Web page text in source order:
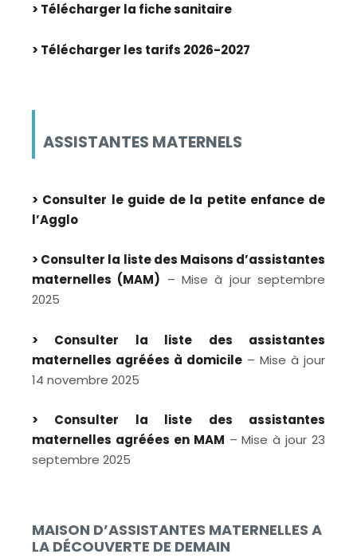
> Télécharger la fiche sanitaire
> Télécharger les tarifs 2026-2027
ASSISTANTES MATERNELS
> Consulter le guide de la petite enfance de
l’Agglo
> Consulter la liste des Maisons d’assistantes
maternelles (MAM) – Mise à jour septembre
2025
> Consulter la liste des assistantes
maternelles agréées à domicile – Mise à jour
14 novembre 2025
> Consulter la liste des assistantes
maternelles agréées en MAM – Mise à jour 23
septembre 2025
MAISON D’ASSISTANTES MATERNELLES A
LA DÉCOUVERTE DE DEMAIN